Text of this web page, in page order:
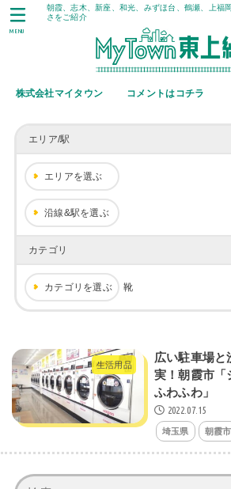
朝霞、志木、新座、和光、みずほ台、鶴瀬、上福
さをご紹介
株式会社マイタウン コメントはコチラ
MENU
エリア/駅
エリアを選ぶ
沿線&駅を選ぶ
カテゴリ
カテゴリを選ぶ 靴
生活用品
広い駐車場と
実！朝霞市「
ふわふわ」
2022.07.15
埼玉県 朝霞市